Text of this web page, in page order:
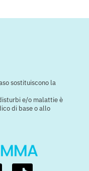
sostituiscono la
e/o malattie è
di base o allo